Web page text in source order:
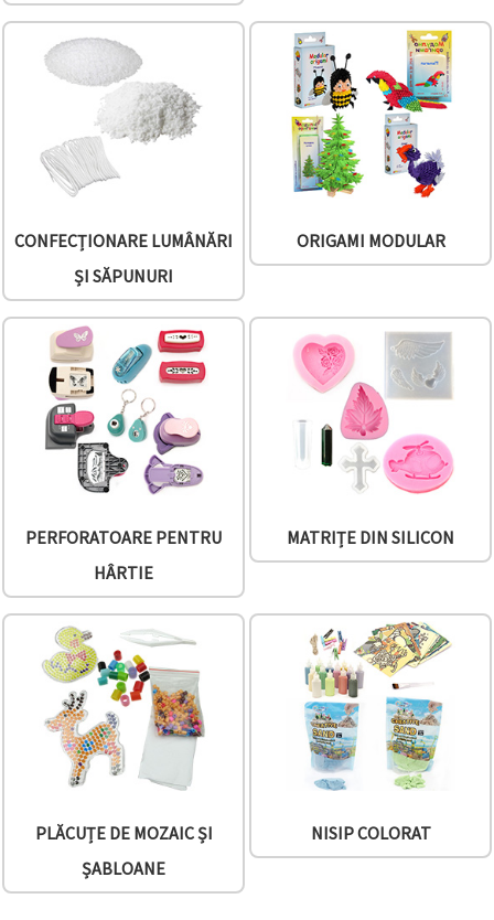
"acceptati
toate!" Sau
selectând
un tip de
cookie -uri
pe butonul
Аcceptati
toate!
Setări
CONFECȚIONARE LUMÂNĂRI
ȘI SĂPUNURI
ORIGAMI MODULAR
PERFORATOARE PENTRU
HÂRTIE
MATRIȚE DIN SILICON
PLĂCUȚE DE MOZAIC ȘI
ȘABLOANE
NISIP COLORAT